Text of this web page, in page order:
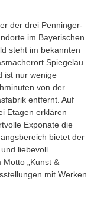
der drei Penninger-
im Bayerischen
steht im bekannten
Spiegelau
ist nur wenige
von der
entfernt. Auf
Etagen erklären
Exponate die
bietet der
liebevoll
„Kunst &
mit Werken